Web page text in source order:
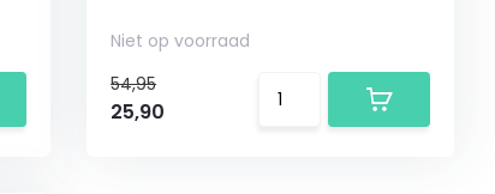
Niet op voorraad
54,95
25,90